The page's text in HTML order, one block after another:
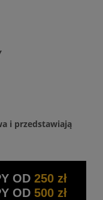
i przedstawiają
OD 250 zł
OD 500 zł